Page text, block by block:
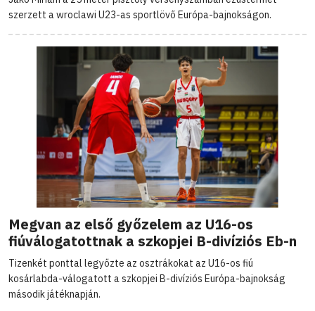
szerzett a wroclawi U23-as sportlövő Európa-bajnokságon.
Megvan az első győzelem az U16-os
fiúválogatottnak a szkopjei B-divíziós Eb-n
Tizenkét ponttal legyőzte az osztrákokat az U16-os fiú
kosárlabda-válogatott a szkopjei B-divíziós Európa-bajnokság
második játéknapján.